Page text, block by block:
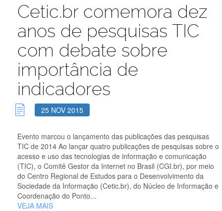
Cetic.br comemora dez
anos de pesquisas TIC
com debate sobre
importância de
indicadores
25 NOV 2015
Evento marcou o lançamento das publicações das pesquisas
TIC de 2014 Ao lançar quatro publicações de pesquisas sobre o
acesso e uso das tecnologias de informação e comunicação
(TIC), o Comitê Gestor da Internet no Brasil (CGI.br), por meio
do Centro Regional de Estudos para o Desenvolvimento da
Sociedade da Informação (Cetic.br), do Núcleo de Informação e
Coordenação do Ponto...
VEJA MAIS